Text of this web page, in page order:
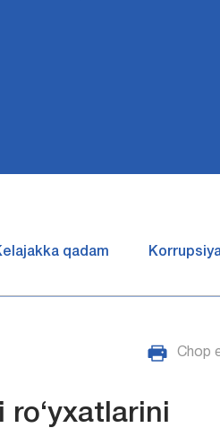
qadam
Chop
ro‘yxatlarini